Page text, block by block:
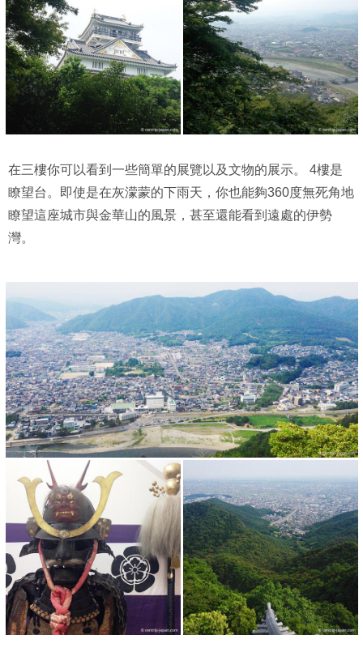
在三樓你可以看到一些簡單的展覽以及文物的展示。 4樓是
瞭望台。即使是在灰濛蒙的下雨天，你也能夠360度無死角地
瞭望這座城市與金華山的風景，甚至還能看到遠處的伊勢
灣。